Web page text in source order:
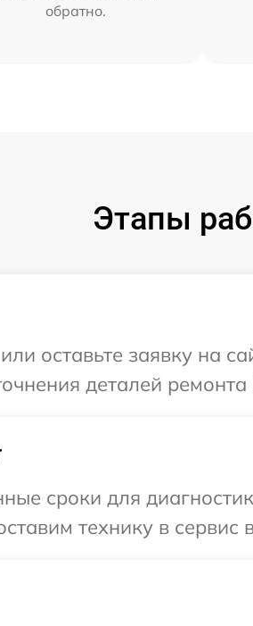
обратно.
Этапы
оставьте заявку на
деталей
сроки для
технику в сервис